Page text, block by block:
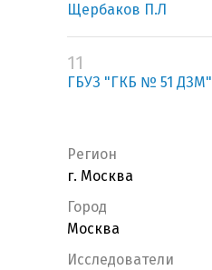
Щербаков П.Л
11
ГБУЗ "ГКБ № 51 ДЗМ"
Регион
г. Москва
Город
Москва
Исследователи